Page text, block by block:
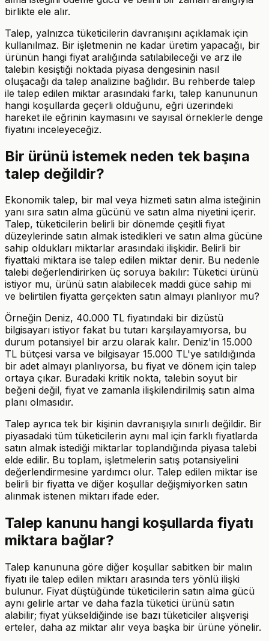
birlikte ele alır.
Talep, yalnızca tüketicilerin davranışını açıklamak için
kullanılmaz. Bir işletmenin ne kadar üretim yapacağı, bir
ürünün hangi fiyat aralığında satılabileceği ve arz ile
talebin kesiştiği noktada piyasa dengesinin nasıl
oluşacağı da talep analizine bağlıdır. Bu rehberde talep
ile talep edilen miktar arasındaki farkı, talep kanununun
hangi koşullarda geçerli olduğunu, eğri üzerindeki
hareket ile eğrinin kaymasını ve sayısal örneklerle denge
fiyatını inceleyeceğiz.
Bir ürünü istemek neden tek başına
talep değildir?
Ekonomik talep, bir mal veya hizmeti satın alma isteğinin
yanı sıra satın alma gücünü ve satın alma niyetini içerir.
Talep, tüketicilerin belirli bir dönemde çeşitli fiyat
düzeylerinde satın almak istedikleri ve satın alma gücüne
sahip oldukları miktarlar arasındaki ilişkidir. Belirli bir
fiyattaki miktara ise talep edilen miktar denir. Bu nedenle
talebi değerlendirirken üç soruya bakılır: Tüketici ürünü
istiyor mu, ürünü satın alabilecek maddi güce sahip mi
ve belirtilen fiyatta gerçekten satın almayı planlıyor mu?
Örneğin Deniz, 40.000 TL fiyatındaki bir dizüstü
bilgisayarı istiyor fakat bu tutarı karşılayamıyorsa, bu
durum potansiyel bir arzu olarak kalır. Deniz'in 15.000
TL bütçesi varsa ve bilgisayar 15.000 TL'ye satıldığında
bir adet almayı planlıyorsa, bu fiyat ve dönem için talep
ortaya çıkar. Buradaki kritik nokta, talebin soyut bir
beğeni değil, fiyat ve zamanla ilişkilendirilmiş satın alma
planı olmasıdır.
Talep ayrıca tek bir kişinin davranışıyla sınırlı değildir. Bir
piyasadaki tüm tüketicilerin aynı mal için farklı fiyatlarda
satın almak istediği miktarlar toplandığında piyasa talebi
elde edilir. Bu toplam, işletmelerin satış potansiyelini
değerlendirmesine yardımcı olur. Talep edilen miktar ise
belirli bir fiyatta ve diğer koşullar değişmiyorken satın
alınmak istenen miktarı ifade eder.
Talep kanunu hangi koşullarda fiyatı
miktara bağlar?
Talep kanununa göre diğer koşullar sabitken bir malın
fiyatı ile talep edilen miktarı arasında ters yönlü ilişki
bulunur. Fiyat düştüğünde tüketicilerin satın alma gücü
aynı gelirle artar ve daha fazla tüketici ürünü satın
alabilir; fiyat yükseldiğinde ise bazı tüketiciler alışverişi
erteler, daha az miktar alır veya başka bir ürüne yönelir.